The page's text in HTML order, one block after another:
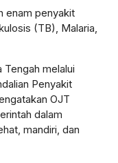
enam penyakit
(TB), Malaria,
Tengah melalui
Penyakit
OJT
dalam
mandiri, dan